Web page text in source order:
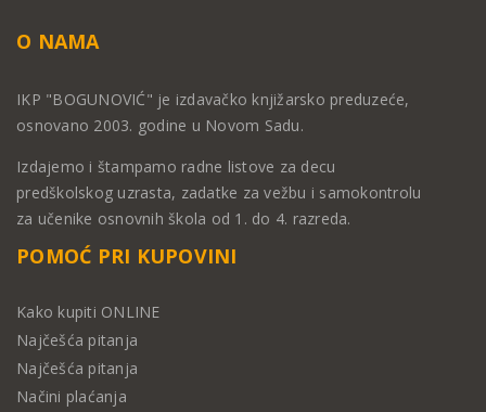
O NAMA
IKP "BOGUNOVIĆ" je izdavačko knjižarsko preduzeće,
osnovano 2003. godine u Novom Sadu.
Izdajemo i štampamo radne listove za decu
predškolskog uzrasta, zadatke za vežbu i samokontrolu
za učenike osnovnih škola od 1. do 4. razreda.
POMOĆ PRI KUPOVINI
Kako kupiti ONLINE
Najčešća pitanja
Najčešća pitanja
Načini plaćanja